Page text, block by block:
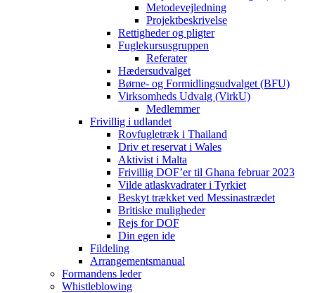
Metodevejledning
Projektbeskrivelse
Rettigheder og pligter
Fuglekursusgruppen
Referater
Hædersudvalget
Børne- og Formidlingsudvalget (BFU)
Virksomheds Udvalg (VirkU)
Medlemmer
Frivillig i udlandet
Rovfugletræk i Thailand
Driv et reservat i Wales
Aktivist i Malta
Frivillig DOF’er til Ghana februar 2023
Vilde atlaskvadrater i Tyrkiet
Beskyt trækket ved Messinastrædet
Britiske muligheder
Rejs for DOF
Din egen ide
Fildeling
Arrangementsmanual
Formandens leder
Whistleblowing